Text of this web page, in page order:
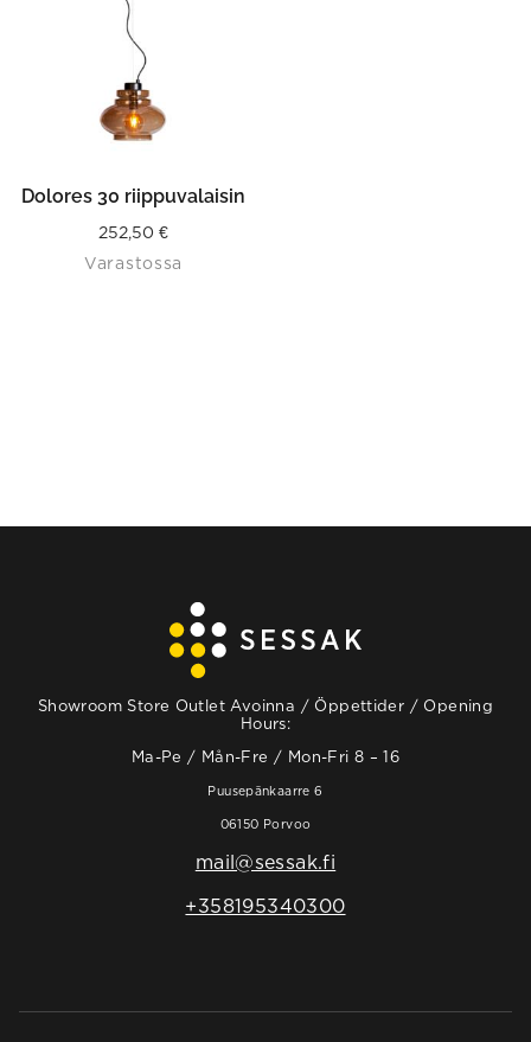
Dolores 30 riippuvalaisin
252,50 €
Varastossa
Showroom Store Outlet Avoinna / Öppettider / Opening
Hours:
Ma-Pe / Mån-Fre / Mon-Fri 8 – 16
Puusepänkaarre 6
06150 Porvoo
mail@sessak.fi
+358195340300